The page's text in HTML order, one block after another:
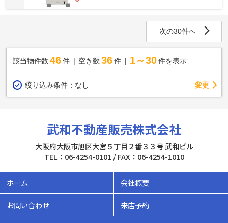
次の30件へ
該当物件数 46件 空き数 36 件 1～30 件を表示
絞り込み条件： なし 変更
武和不動産販売株式会社
大阪府大阪市旭区大宮５丁目２番３３号 武和ビル
TEL：06-4254-0101 / FAX：06-4254-1010
ホーム 会社概要
お問い合わせ 来店予約